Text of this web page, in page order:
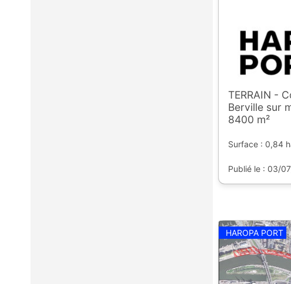
TERRAIN -
Berville sur
8400 m²
Surface : 0,84
Publié le : 03/
HAROPA PORT